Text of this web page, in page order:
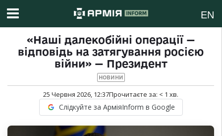
EN
«Наші далекобійні операції —
відповідь на затягування росією
війни» — Президент
НОВИНИ
25 Червня 2026, 12:37Прочитаєте за: < 1 хв.
Слідкуйте за АрміяInform в Google